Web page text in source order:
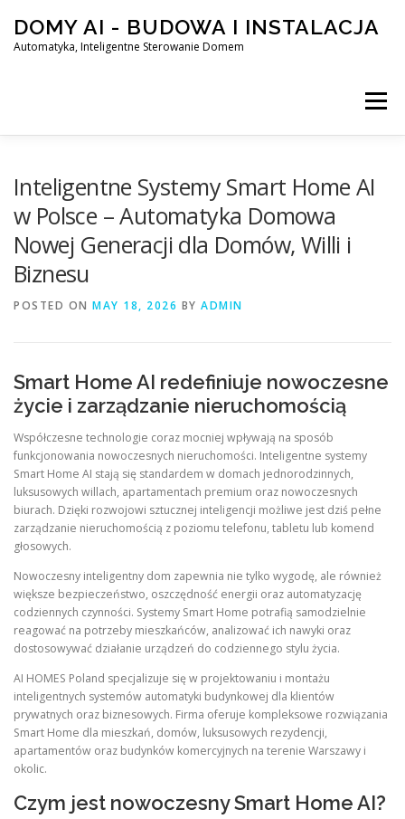
content
DOMY AI - BUDOWA I INSTALACJA
Automatyka, Inteligentne Sterowanie Domem
Menu
SMART DOM AI – AUTOMATYKA, INTELIGENTNE
BLOG KONTAKT
Inteligentne Systemy Smart Home AI
w Polsce – Automatyka Domowa
Nowej Generacji dla Domów, Willi i
Biznesu
POSTED ON MAY 18, 2026 BY ADMIN
Smart Home AI redefiniuje nowoczesne
życie i zarządzanie nieruchomością
Współczesne technologie coraz mocniej wpływają na sposób
funkcjonowania nowoczesnych nieruchomości. Inteligentne systemy
Smart Home AI stają się standardem w domach jednorodzinnych,
luksusowych willach, apartamentach premium oraz nowoczesnych
biurach. Dzięki rozwojowi sztucznej inteligencji możliwe jest dziś pełne
zarządzanie nieruchomością z poziomu telefonu, tabletu lub komend
głosowych.
Nowoczesny inteligentny dom zapewnia nie tylko wygodę, ale również
większe bezpieczeństwo, oszczędność energii oraz automatyzację
codziennych czynności. Systemy Smart Home potrafią samodzielnie
reagować na potrzeby mieszkańców, analizować ich nawyki oraz
dostosowywać działanie urządzeń do codziennego stylu życia.
AI HOMES Poland specjalizuje się w projektowaniu i montażu
inteligentnych systemów automatyki budynkowej dla klientów
prywatnych oraz biznesowych. Firma oferuje kompleksowe rozwiązania
Smart Home dla mieszkań, domów, luksusowych rezydencji,
apartamentów oraz budynków komercyjnych na terenie Warszawy i
okolic.
Czym jest nowoczesny Smart Home AI?